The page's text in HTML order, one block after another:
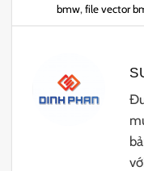
bmw,file vector